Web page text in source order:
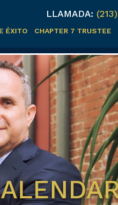
LLAMADA:
ÉXITO CHAPTER 7 TRUSTEE